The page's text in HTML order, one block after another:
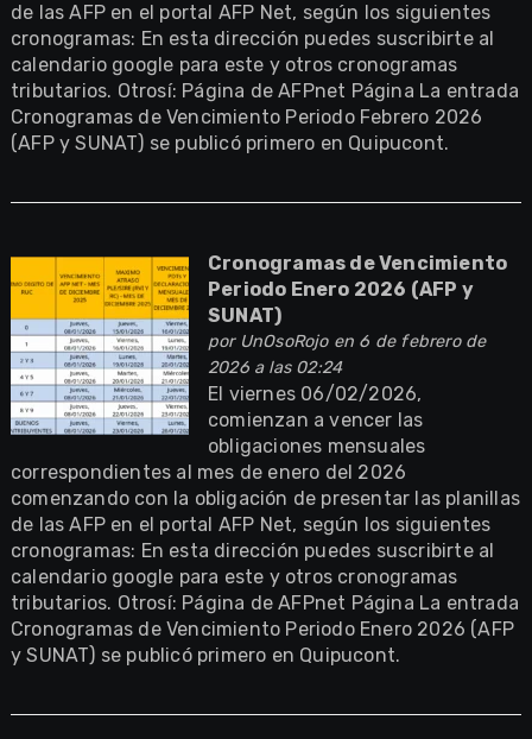
de las AFP en el portal AFP Net, según los siguientes
cronogramas: En esta dirección puedes suscribirte al
calendario google para este y otros cronogramas
tributarios. Otrosí: Página de AFPnet Página La entrada
Cronogramas de Vencimiento Periodo Febrero 2026
(AFP y SUNAT) se publicó primero en Quipucont.
Cronogramas de Vencimiento
Periodo Enero 2026 (AFP y
SUNAT)
por UnOsoRojoen 6 de febrero de
2026 a las 02:24
El viernes 06/02/2026,
comienzan a vencer las
obligaciones mensuales
correspondientes al mes de enero del 2026
comenzando con la obligación de presentar las planillas
de las AFP en el portal AFP Net, según los siguientes
cronogramas: En esta dirección puedes suscribirte al
calendario google para este y otros cronogramas
tributarios. Otrosí: Página de AFPnet Página La entrada
Cronogramas de Vencimiento Periodo Enero 2026 (AFP
y SUNAT) se publicó primero en Quipucont.